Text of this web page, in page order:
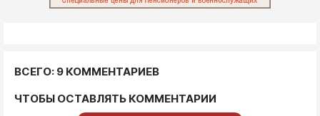
ВСЕГО: 9 КОММЕНТАРИЕВ
ЧТОБЫ ОСТАВЛЯТЬ КОММЕНТАРИИ